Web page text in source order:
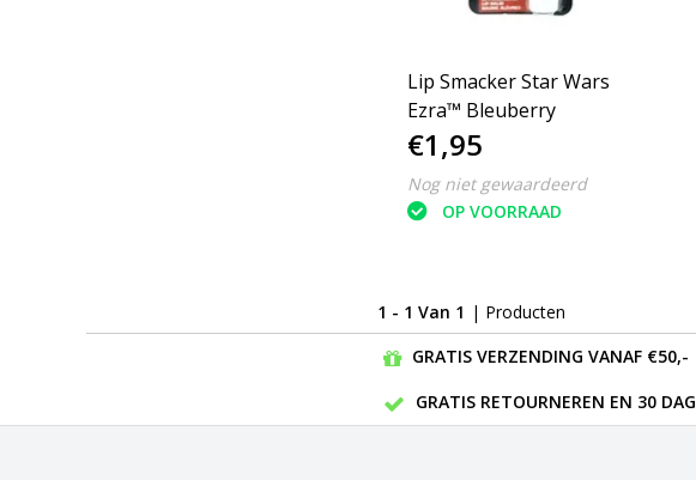
Lip Smacker Star Wars
Ezra™ Bleuberry
€1,95
Nog niet gewaardeerd
OP VOORRAAD
1 - 1 Van 1 | Producten
GRATIS VERZENDING VANAF €50,-
GRATIS RETOURNEREN EN 30